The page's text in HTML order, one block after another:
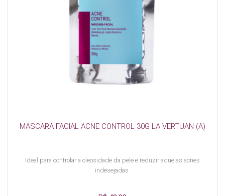
MASCARA FACIAL ACNE CONTROL 30G LA VERTUAN (A)
Ideal para controlar a oleosidade da pele e reduzir aquelas acnes
indesejadas.